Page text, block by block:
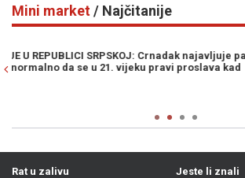
Mini market/ Najčitanije
S PANCIRKOM PO LUKAVICI: Građani u šoku
kafane, uslijedile su burne reakcije...
Rat u zalivu
Jeste li znali